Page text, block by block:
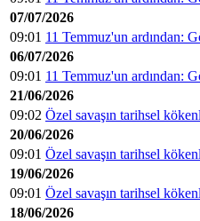
07/07/2026
09:01 11 Temmuz'un ardından:
06/07/2026
09:01 11 Temmuz'un ardından:
21/06/2026
09:02 Özel savaşın tarihsel
20/06/2026
09:01 Özel savaşın tarihsel
19/06/2026
09:01 Özel savaşın tarihsel
18/06/2026